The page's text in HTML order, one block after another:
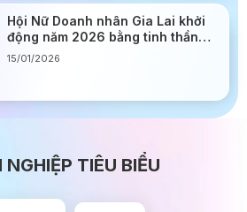
Hội Nữ Doanh nhân Gia Lai khởi
động năm 2026 bằng tinh thần
đoàn kết và đổi mới
15/01/2026
TIÊU BIỂU